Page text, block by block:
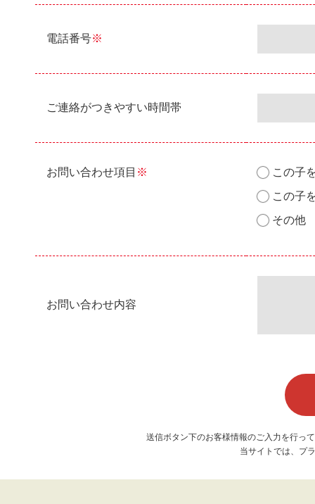
電話番号※
ご連絡がつきやすい時間帯
お問い合わせ項目 ※
この子
この子
その他
お問い合わせ内容
送信ボタン下のお客様情報のご入力を行っ
当サイトでは、プ